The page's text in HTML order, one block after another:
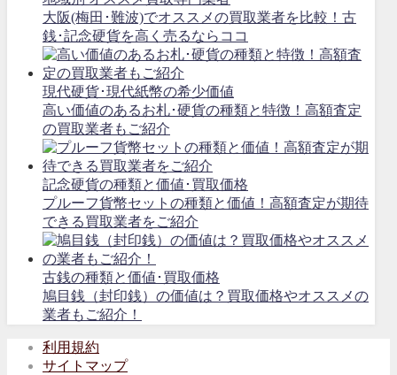
大阪(梅田･難波)でオススメの買取業者を比較！古
銭･記念硬貨を高く売るならココ
現代硬貨･現代紙幣の希少価値
高い価値のあるお札･硬貨の種類と特徴！高額査定
の買取業者もご紹介
記念硬貨の種類と価値･買取価格
プルーフ貨幣セットの種類と価値！高額査定が期待
できる買取業者をご紹介
古銭の種類と価値･買取価格
鳩目銭（封印銭）の価値は？買取価格やオススメの
業者もご紹介！
利用規約
サイトマップ